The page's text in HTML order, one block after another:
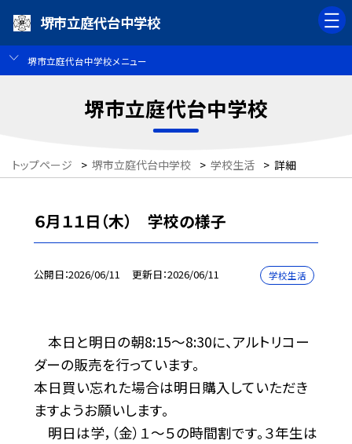
堺市立庭代台中学校
堺市立庭代台中学校メニュー
堺市立庭代台中学校
トップページ > 堺市立庭代台中学校 > 学校生活 > 詳細
６月１１日（木） 学校の様子
公開日 2026/06/11 更新日 2026/06/11 学校生活
本日と明日の朝8:15～8:30に、アルトリコー
ダーの販売を行っています。
本日買い忘れた場合は明日購入していただき
ますようお願いします。
明日は学，（金）１～５の時間割です。３年生は